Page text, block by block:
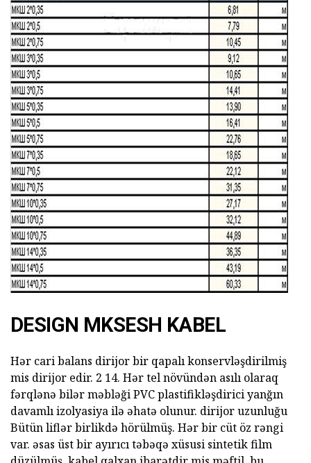
DESIGN MKSESH KABEL
Hər cari balans dirijor bir qapalı konservləşdirilmiş
mis dirijor edir. 2 14. Hər tel növündən asılı olaraq
fərqlənə bilər məbləği PVC plastifikləşdirici yanğın
davamlı izolyasiya ilə əhatə olunur. dirijor uzunluğu
Bütün liflər birlikdə hörülmüş. Hər bir cüt öz rəngi
var. əsas üst bir ayırıcı təbəqə xüsusi sintetik film